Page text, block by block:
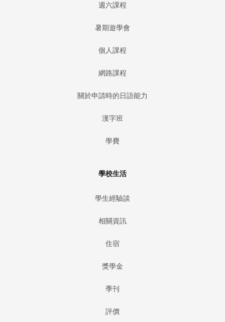
週六課程
暑期遊學會
個人課程
網路課程
關於申請時的日語能力
漢字班
學費
學校生活
學生經驗談
相關資訊
住宿
獎學金
季刊
評價